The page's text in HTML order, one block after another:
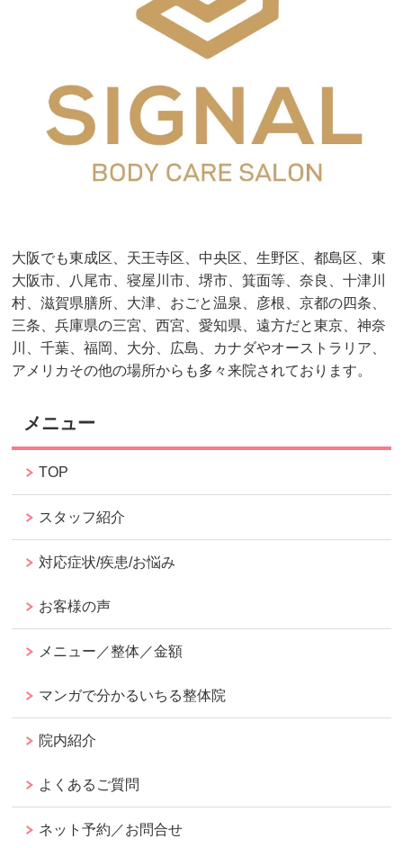
大阪でも東成区、天王寺区、中央区、生野区、都島区、東
大阪市、八尾市、寝屋川市、堺市、箕面等、奈良、十津川
村、滋賀県膳所、大津、おごと温泉、彦根、京都の四条、
三条、兵庫県の三宮、西宮、愛知県、遠方だと東京、神奈
川、千葉、福岡、大分、広島、カナダやオーストラリア、
アメリカその他の場所からも多々来院されております。
メニュー
TOP
スタッフ紹介
対応症状/疾患/お悩み
お客様の声
メニュー／整体／金額
マンガで分かるいちる整体院
院内紹介
よくあるご質問
ネット予約／お問合せ